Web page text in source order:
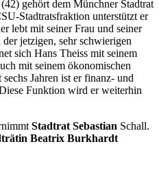
(42) gehört dem Münchner Stadtrat
Stadtratsfraktion unterstützt er
lebt mit seiner Frau und seiner
jetzigen, sehr schwierigen
sich Hans Theiss mit seinem
mit seinem ökonomischen
Jahren ist er finanz- und
Funktion wird er weiterhin
Stadtrat Sebastian Schall.
Beatrix Burkhardt